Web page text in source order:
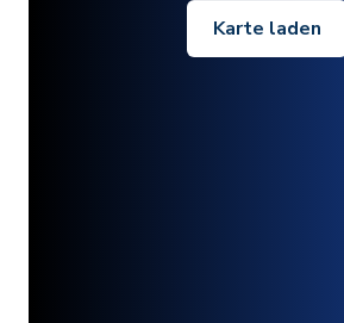
Karte laden